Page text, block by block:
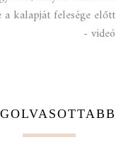
a kalapját felesége előtt
- videó